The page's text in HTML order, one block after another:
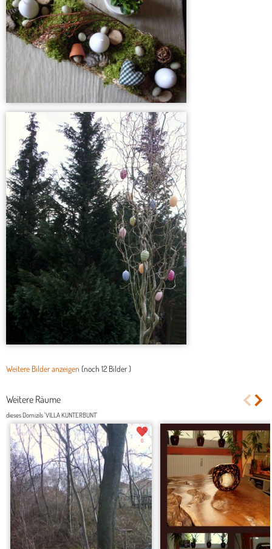
Weitere Bilder anzeigen (noch 12 Bilder)
Weitere Räume
dieses Domizils 'VILLA KUNTERBUNT'
6